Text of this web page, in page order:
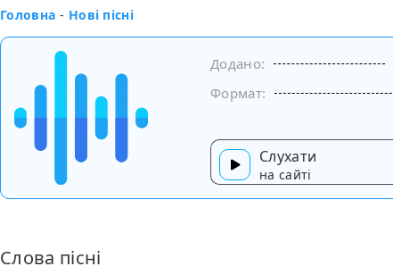
Головна - Нові пісні
Додано:
Формат:
Слухати
на сайті
Слова пісні